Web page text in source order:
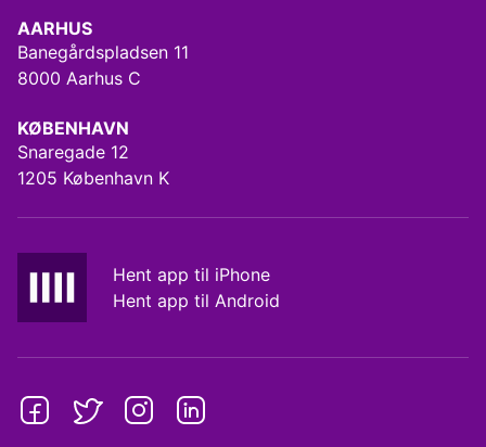
AARHUS
Banegårdspladsen 11
8000 Aarhus C
KØBENHAVN
Snaregade 12
1205 København K
Hent app til iPhone
Hent app til Android